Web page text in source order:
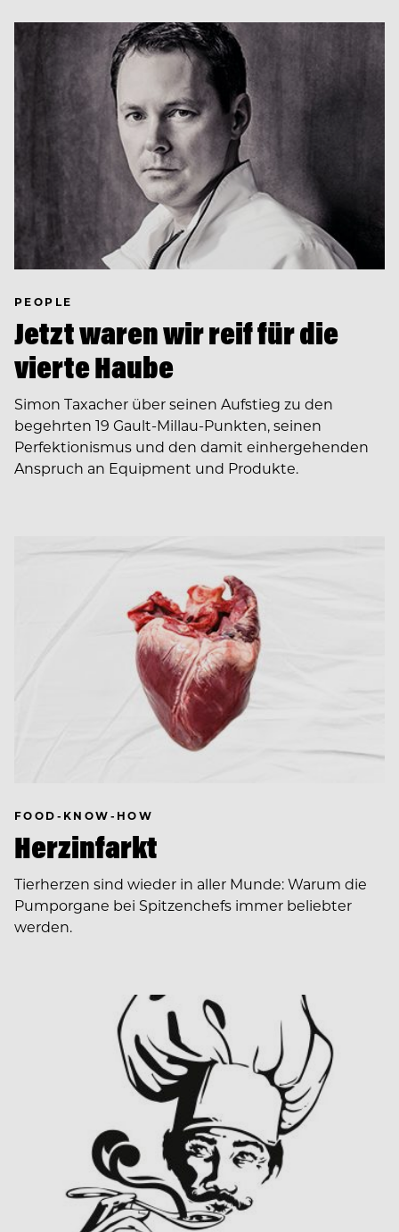
PEOPLE
Jetzt waren wir reif für die
vierte Haube
Simon Taxacher über seinen Aufstieg zu den
begehrten 19 Gault-Millau-Punkten, seinen
Perfektionismus und den damit einhergehenden
Anspruch an Equipment und Produkte.
FOOD-KNOW-HOW
Herzinfarkt
Tierherzen sind wieder in aller Munde: Warum die
Pumporgane bei Spitzenchefs immer beliebter
werden.